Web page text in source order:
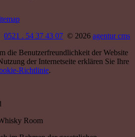
0521 . 54 37 43 07 © 2026 agentur cms
die Benutzerfreundlichkeit der Website
der Internetseite erklären Sie Ihre
Richtlinie.
Room